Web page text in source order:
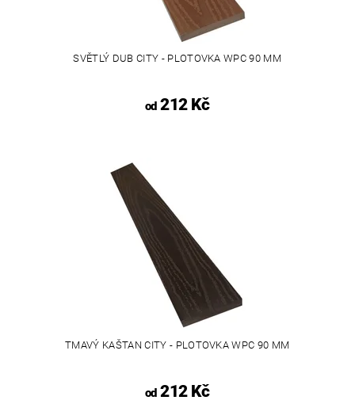
SVĚTLÝ DUB CITY - PLOTOVKA WPC 90 MM
od212 Kč
TMAVÝ KAŠTAN CITY - PLOTOVKA WPC 90 MM
od212 Kč